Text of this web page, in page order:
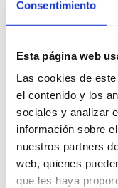
Consentimiento
Esta página web
Las cookies de
el contenido y los
sociales y analizar
información sobre
nuestros partners
web, quienes
que les haya
alergias o piel
Descontaminante
otros productos
contaminantes
Ahorro
Reducción de
uso de agua
Eficiencia
reduce
Durabilidad y
calidad que